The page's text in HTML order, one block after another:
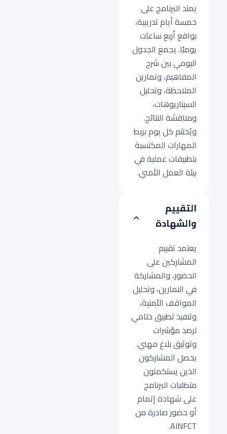
يمتد البرنامج على
خمسة أيام تدريبية،
بواقع أربع ساعات
يوميًا. يجمع الجدول
اليومي بين شرح
المفاهيم، وتمارين
الملاحظة، وتحليل
السيناريوهات،
ومناقشة النتائج.
ويُختتم كل يوم بربط
المهارات المكتسبة
بتطبيقات عملية في
بيئة العمل الأمني.
التقييم
والشهادة
يعتمد تقييم
المشاركين على
الحضور، والمشاركة
في التمارين، وتحليل
المواقف الأمنية،
وتنفيذ تطبيق ختامي
لرصد مؤشرات
وتوثيق بلاغ مهني.
يحصل المشاركون
الذين يستكملون
متطلبات البرنامج
على شهادة إتمام
أو حضور صادرة من
AINFCT.